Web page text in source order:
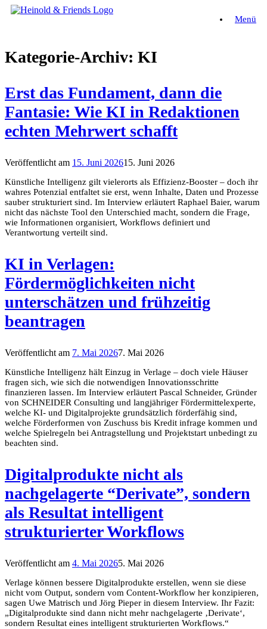
Zum
Menü
Kategorie-Archiv: KI
Erst das Fundament, dann die
Fantasie: Wie KI in Redaktionen
echten Mehrwert schafft
Veröffentlicht am 15. Juni 202615. Juni 2026
Künstliche Intelligenz gilt vielerorts als Effizienz-Booster – doch ihr
wahres Potenzial entfaltet sie erst, wenn Inhalte, Daten und Prozesse
sauber strukturiert sind. Im Interview erläutert Raphael Baier, warum
nicht das nächste Tool den Unterschied macht, sondern die Frage,
wie Informationen organisiert, Workflows definiert und
Verantwortung verteilt sind.
KI in Verlagen:
Fördermöglichkeiten nicht
unterschätzen und frühzeitig
beantragen
Veröffentlicht am 7. Mai 20267. Mai 2026
Künstliche Intelligenz hält Einzug in Verlage – doch viele Häuser
fragen sich, wie sich die notwendigen Innovationsschritte
finanzieren lassen. Im Interview erläutert Pascal Schneider, Gründer
von SCHNEIDER Consulting und langjähriger Fördermittelexperte,
welche KI- und Digitalprojekte grundsätzlich förderfähig sind,
welche Förderformen von Zuschuss bis Kredit infrage kommen und
welche Spielregeln bei Antragstellung und Projektstart unbedingt zu
beachten sind.
Digitalprodukte nicht als
nachgelagerte “Derivate”, sondern
als Resultat intelligent
strukturierter Workflows
Veröffentlicht am 4. Mai 20265. Mai 2026
Verlage können bessere Digitalprodukte erstellen, wenn sie diese
nicht vom Output, sondern vom Content-Workflow her konzipieren,
sagen Uwe Matrisch und Jörg Pieper in diesem Interview. Ihr Fazit:
„Digitalprodukte sind dann nicht mehr nachgelagerte ‚Derivate‘,
sondern Resultat eines intelligent strukturierten Workflows.“